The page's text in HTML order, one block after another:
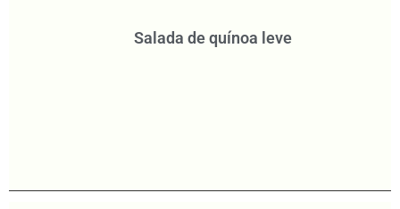
Salada de quínoa leve